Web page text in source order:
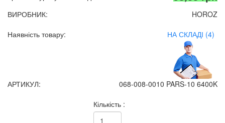
ВИРОБНИК:
HOROZ
Наявність товару:
НА СКЛАДІ (4)
АРТИКУЛ:
068-008-0010 PARS-10 6400K
Кількість :